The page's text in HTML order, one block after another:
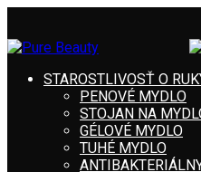
STAROSTLIVOSŤ O
PENOVÉ MYDLO
STOJAN NA
GÉLOVÉ MYDLO
TUHÉ MYDLO